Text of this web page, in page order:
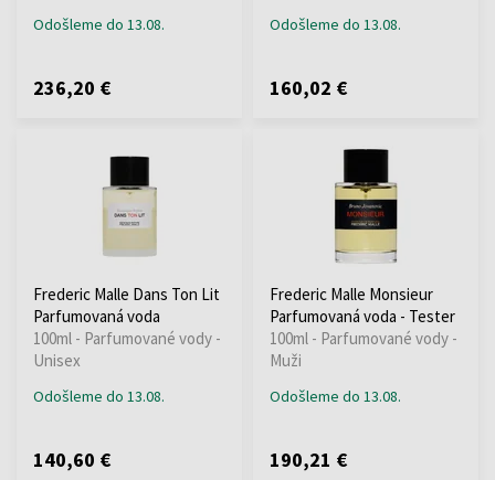
Odošleme do 13.08.
236,20 €
Odošleme do 13.08.
160,02 €
Frederic Malle Dans Ton Lit
Parfumovaná voda
100ml - Parfumované vody -
Unisex
Odošleme do 13.08.
140,60 €
Frederic Malle Monsieur
Parfumovaná voda - Tester
100ml - Parfumované vody -
Muži
Odošleme do 13.08.
190,21 €